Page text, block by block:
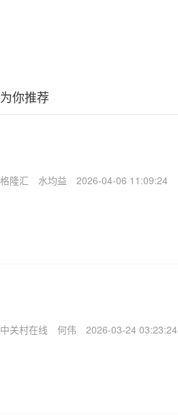
为你推荐
格隆汇 水均益 2026-04-06 11:09:24
中关村在线 何伟 2026-03-24 03:23:24